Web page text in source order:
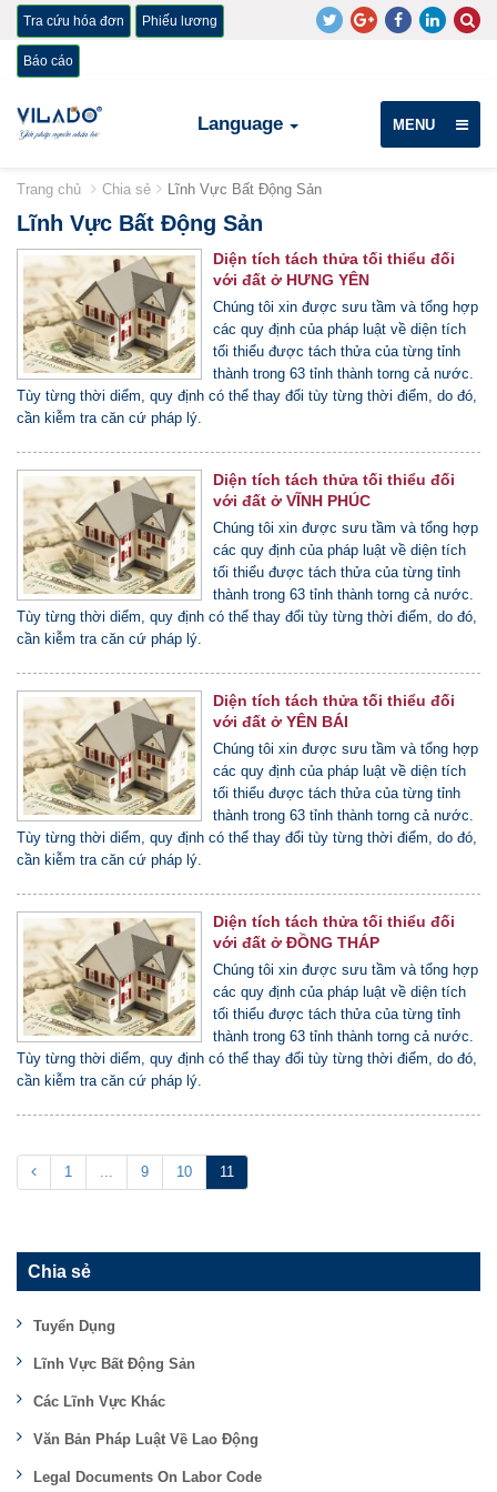
Tra cứu hóa đơn Phiếu lương
Báo cáo
Language MENU
Trang chủ Chia sẻ Lĩnh Vực Bất Động Sản
Lĩnh Vực Bất Động Sản
Diện tích tách thửa tối thiểu đối
với đất ở HƯNG YÊN
Chúng tôi xin được sưu tầm và tổng hợp
các quy định của pháp luật về diện tích
tối thiểu được tách thửa của từng tỉnh
thành trong 63 tỉnh thành torng cả nước.
Tùy từng thời diểm, quy định có thể thay đổi tùy từng thời điểm, do đó,
cần kiễm tra căn cứ pháp lý.
Diện tích tách thửa tối thiểu đối
với đất ở VĨNH PHÚC
Chúng tôi xin được sưu tầm và tổng hợp
các quy định của pháp luật về diện tích
tối thiểu được tách thửa của từng tỉnh
thành trong 63 tỉnh thành torng cả nước.
Tùy từng thời diểm, quy định có thể thay đổi tùy từng thời điểm, do đó,
cần kiễm tra căn cứ pháp lý.
Diện tích tách thửa tối thiểu đối
với đất ở YÊN BÁI
Chúng tôi xin được sưu tầm và tổng hợp
các quy định của pháp luật về diện tích
tối thiểu được tách thửa của từng tỉnh
thành trong 63 tỉnh thành torng cả nước.
Tùy từng thời diểm, quy định có thể thay đổi tùy từng thời điểm, do đó,
cần kiễm tra căn cứ pháp lý.
Diện tích tách thửa tối thiểu đối
với đất ở ĐỒNG THÁP
Chúng tôi xin được sưu tầm và tổng hợp
các quy định của pháp luật về diện tích
tối thiểu được tách thửa của từng tỉnh
thành trong 63 tỉnh thành torng cả nước.
Tùy từng thời diểm, quy định có thể thay đổi tùy từng thời điểm, do đó,
cần kiễm tra căn cứ pháp lý.
1 ... 9 10 11
Chia sẻ
Tuyển Dụng
Lĩnh Vực Bất Động Sản
Các Lĩnh Vực Khác
Văn Bản Pháp Luật Về Lao Động
Legal Documents On Labor Code